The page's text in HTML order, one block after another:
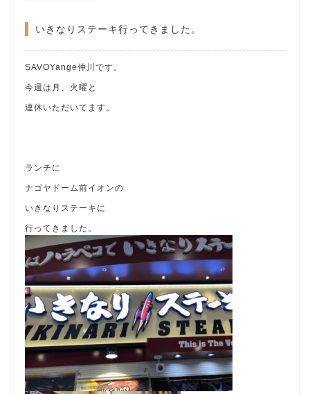
いきなりステーキ行ってきました。
SAVOYange仲川です。
今週は月、火曜と
連休いただいてます。
ランチに
ナゴヤドーム前イオンの
いきなりステーキに
行ってきました。